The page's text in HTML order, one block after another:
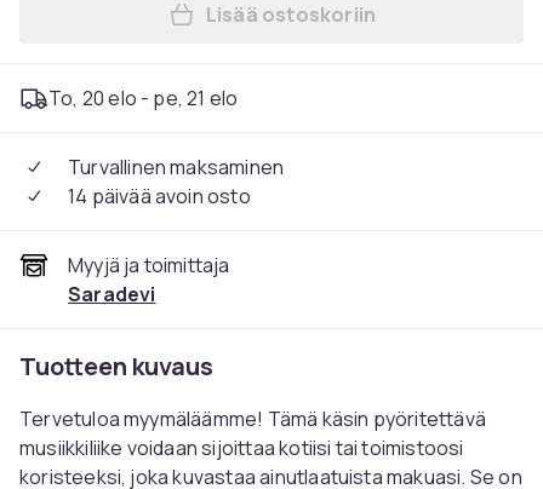
Lisää Hieno
Lisää ostoskoriin
To, 20 elo - pe, 21 elo
Turvallinen maksaminen
14 päivää avoin osto
Myyjä ja toimittaja
Saradevi
Tuotteen kuvaus
Tervetuloa myymäläämme! Tämä käsin pyöritettävä
musiikkiliike voidaan sijoittaa kotiisi tai toimistoosi
koristeeksi, joka kuvastaa ainutlaatuista makuasi. Se on